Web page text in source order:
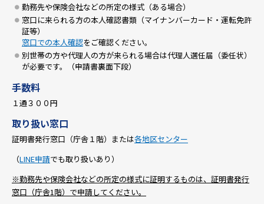
勤務先や保険会社などの所定の様式（ある場合）
窓口に来られる方の本人確認書類（マイナンバーカード・運転免許
証等）
窓口での本人確認をご確認ください。
別世帯の方や代理人の方が来られる場合は代理人選任届（委任状）
が必要です。（申請書裏面下段）
手数料
１通３００円
取り扱い窓口
証明書発行窓口（庁舎１階）または各地区センター
（LINE申請でも取り扱いあり）
※勤務先や保険会社などの所定の様式に証明するものは、証明書発行
窓口（庁舎1階）で申請してください。